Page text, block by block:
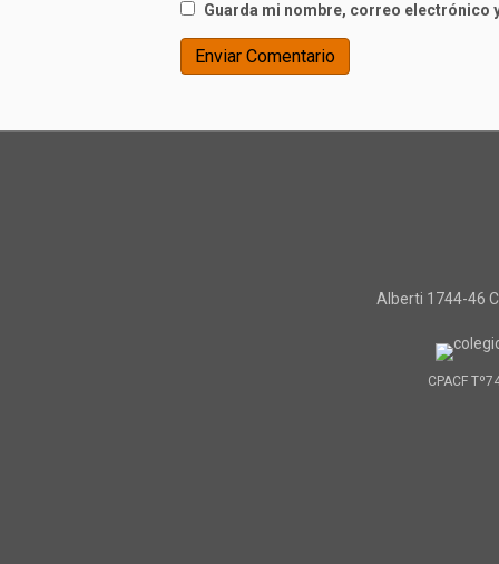
Guarda mi nombre, correo electrónico
Alberti 1744-46
CPACF